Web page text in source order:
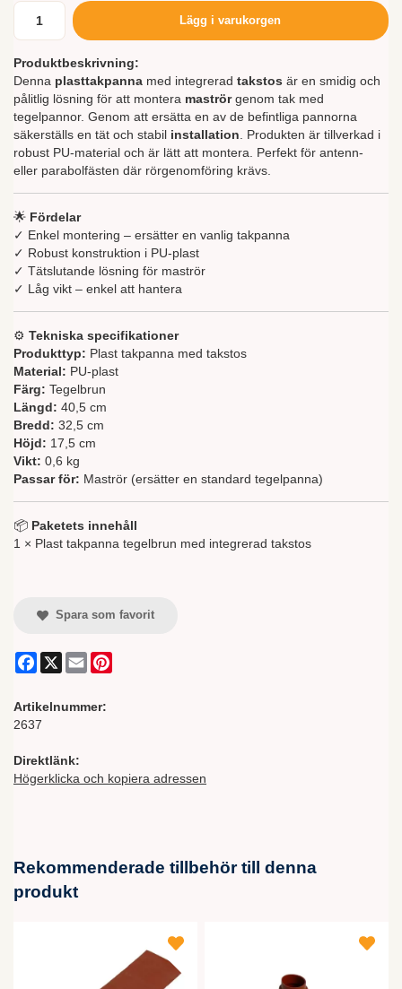
Lägg i varukorgen
Produktbeskrivning:
Denna plasttakpanna med integrerad takstos är en smidig och
pålitlig lösning för att montera maströrgenom tak med
tegelpannor. Genom att ersätta en av de befintliga pannorna
säkerställs en tät och stabil installation. Produkten är tillverkad i
robust PU-material och är lätt att montera. Perfekt för antenn-
eller parabolfästen där rörgenomföring krävs.
🌟 Fördelar
✓ Enkel montering – ersätter en vanlig takpanna
✓ Robust konstruktion i PU-plast
✓ Tätslutande lösning för maströr
✓ Låg vikt – enkel att hantera
⚙️ Tekniska specifikationer
Produkttyp: Plast takpanna med takstos
Material: PU-plast
Färg: Tegelbrun
Längd: 40,5 cm
Bredd: 32,5 cm
Höjd: 17,5 cm
Vikt: 0,6 kg
Passar för: Maströr (ersätter en standard tegelpanna)
📦 Paketets innehåll
1 × Plast takpanna tegelbrun med integrerad takstos
Spara som favorit
Facebook
X Email
Artikelnummer:
2637
Direktlänk:
Högerklicka och kopiera adressen
Rekommenderade tillbehör till denna
produkt